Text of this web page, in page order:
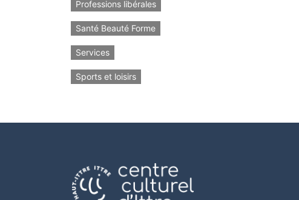
Professions libérales
Santé Beauté Forme
Services
Sports et loisirs